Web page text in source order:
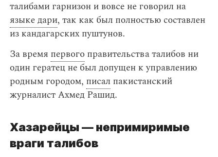
талибами гарнизон и вовсе не говорил на
языке дари, так как был полностью составлен
из кандагарских пуштунов.
За время первого правительства талибов ни
один гератец не был допущен к управлению
родным городом, писал пакистанский
журналист Ахмед Рашид.
Хазарейцы — непримиримые
враги талибов